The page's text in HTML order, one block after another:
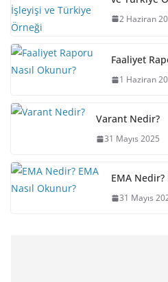
2 Haziran
Faaliyet
1 Haziran
Varant Nedir?
31 Mayıs 2025
EMA Nedir?
31 Mayıs